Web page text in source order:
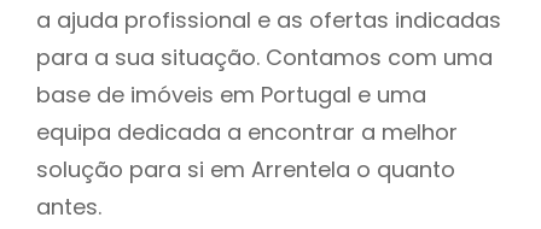
a ajuda profissional e as ofertas indicadas
para a sua situação. Contamos com uma
base de imóveis em Portugal e uma
equipa dedicada a encontrar a melhor
solução para si em Arrentela o quanto
antes.